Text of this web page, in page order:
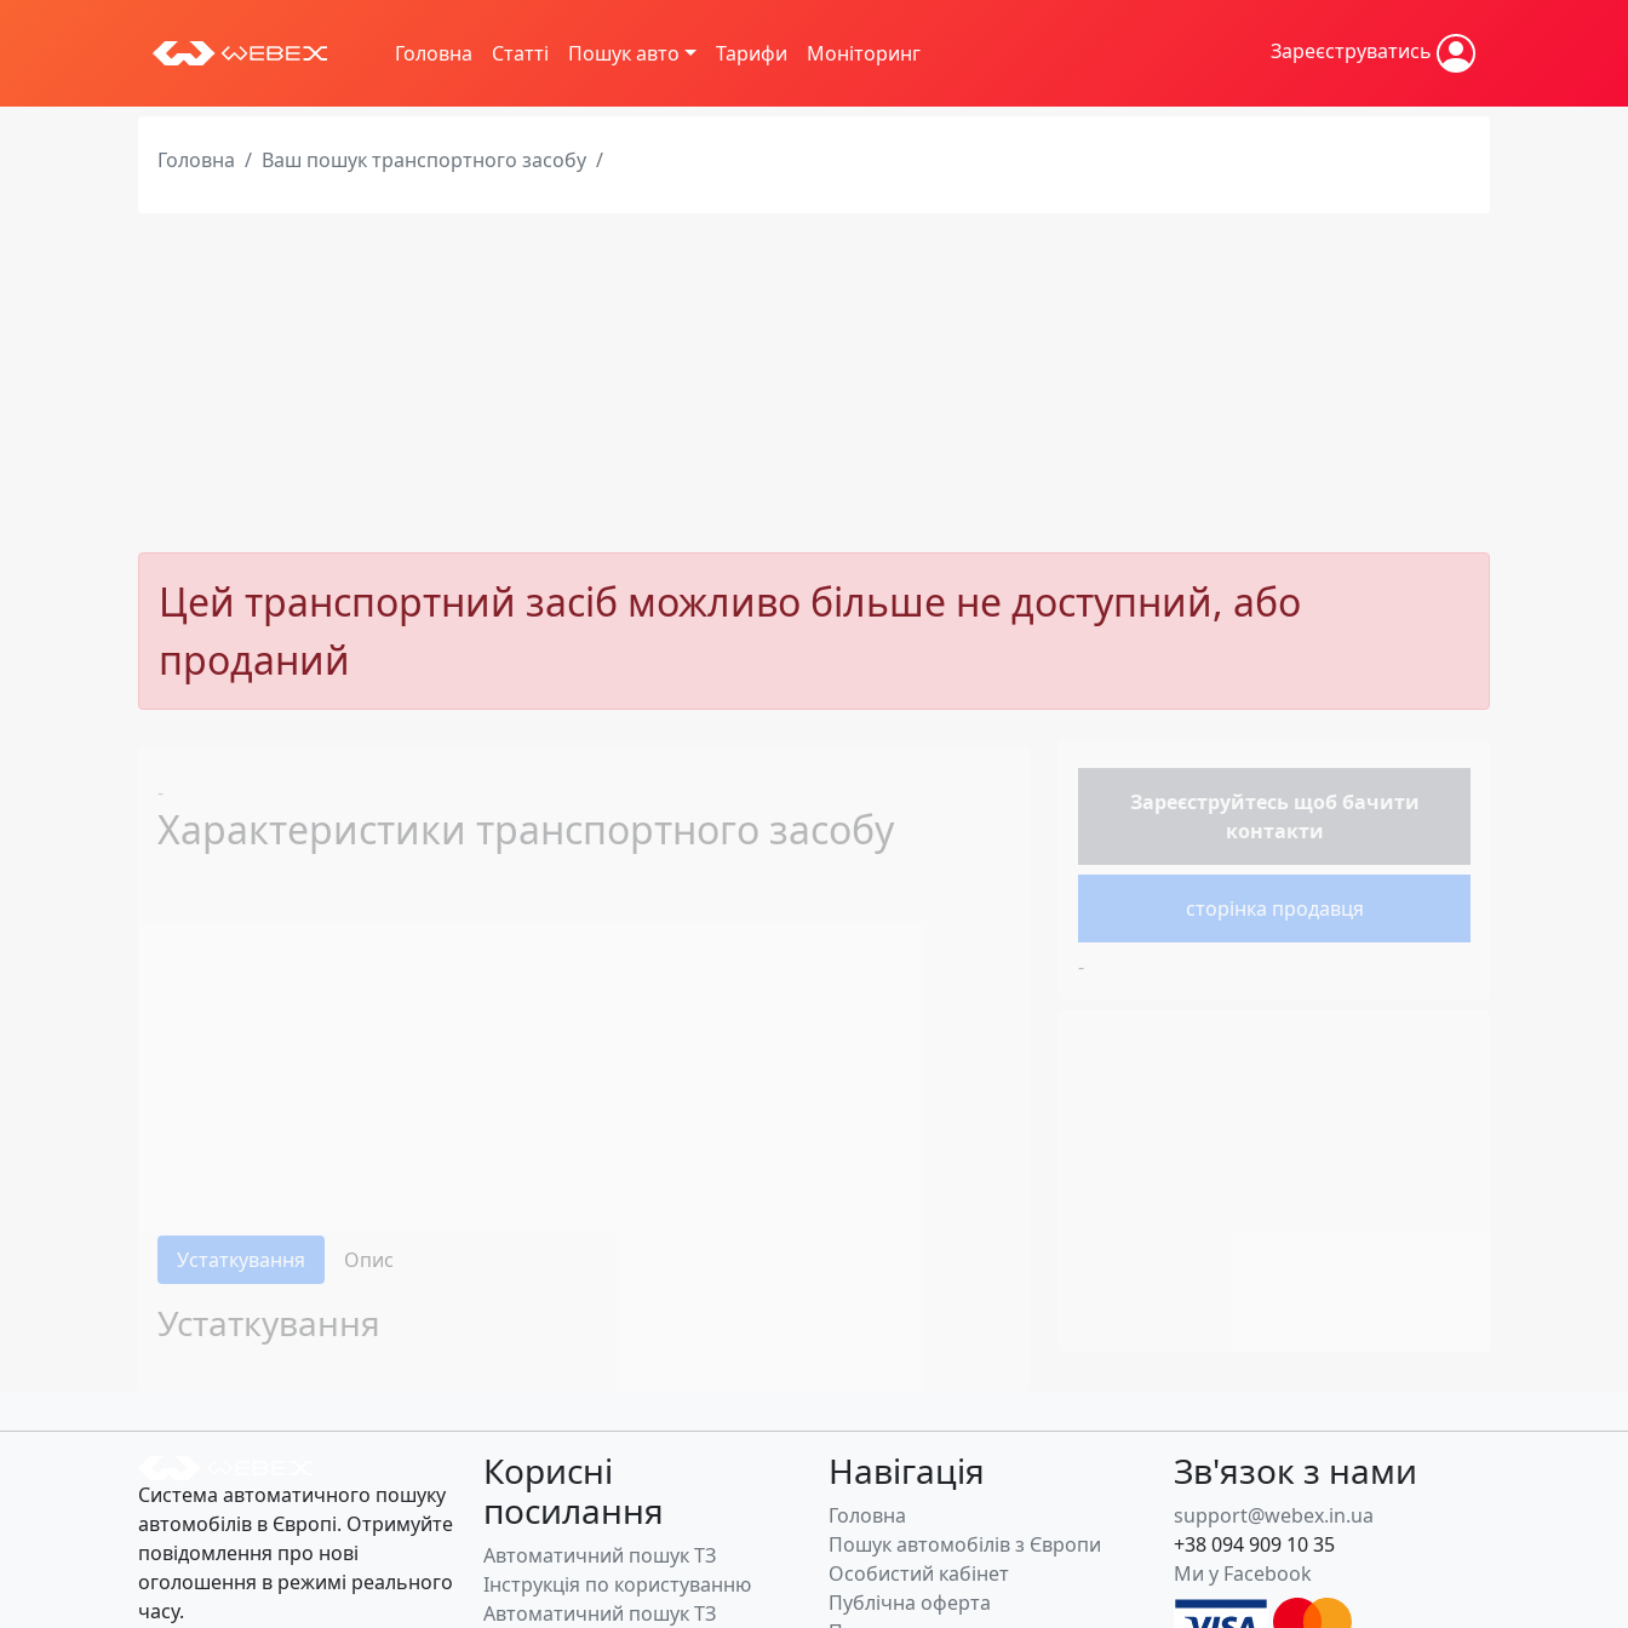
Головна Статті Пошук авто Тарифи Моніторинг Зареєструватись
Головна Ваш пошук транспортного засобу
Цей транспортний засіб можливо більше не доступний, або
проданий
-
Характеристики транспортного засобу
Устаткування Опис
Устаткування
Зареєструйтесь щоб бачити
контакти
сторінка продавця
-
Система автоматичного пошуку
автомобілів в Європі. Отримуйте
повідомлення про нові
оголошення в режимі реального
часу.
Корисні
посилання
Автоматичний пошук ТЗ
Інструкція по користуванню
Автоматичний пошук ТЗ
Навігація
Головна
Пошук автомобілів з Європи
Особистий кабінет
Публічна оферта
Зв'язок з нами
support@webex.in.ua
+38 094 909 10 35
Ми у Facebook